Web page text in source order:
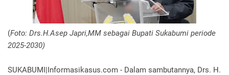
(Foto: Drs.H.Asep Japri,MM sebagai Bupati Sukabumi periode
2025-2030)
SUKABUMI|Informasikasus.com - Dalam sambutannya, Drs. H.